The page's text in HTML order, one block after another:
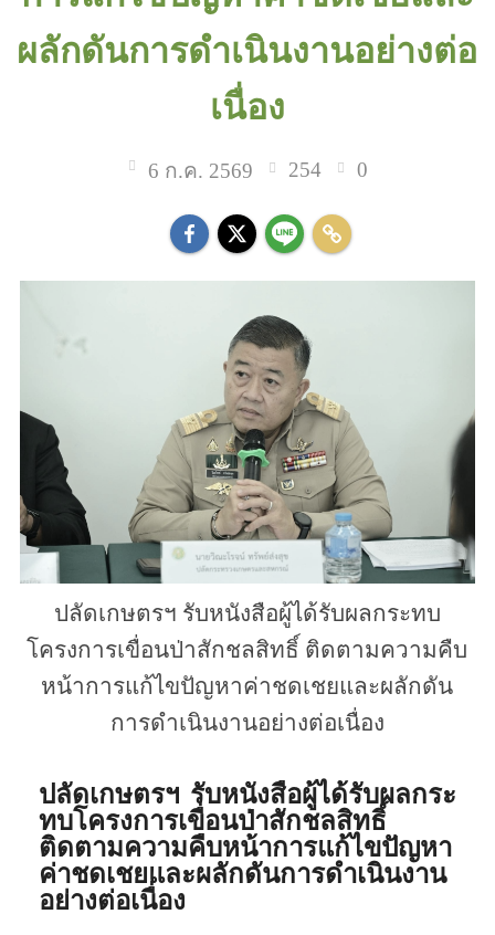
ผลักดันการดำเนินงานอย่างต่อ
เนื่อง
6 ก.ค. 2569 254 0
ปลัดเกษตรฯ รับหนังสือผู้ได้รับผลกระทบ
โครงการเขื่อนป่าสักชลสิทธิ์ ติดตามความคืบ
หน้าการแก้ไขปัญหาค่าชดเชยและผลักดัน
การดำเนินงานอย่างต่อเนื่อง
ปลัดเกษตรฯ รับหนังสือผู้ได้รับผลกระ
ทบโครงการเขื่อนป่าสักชลสิทธิ์
ติดตามความคืบหน้าการแก้ไขปัญหา
ค่าชดเชยและผลักดันการดำเนินงาน
อย่างต่อเนื่อง